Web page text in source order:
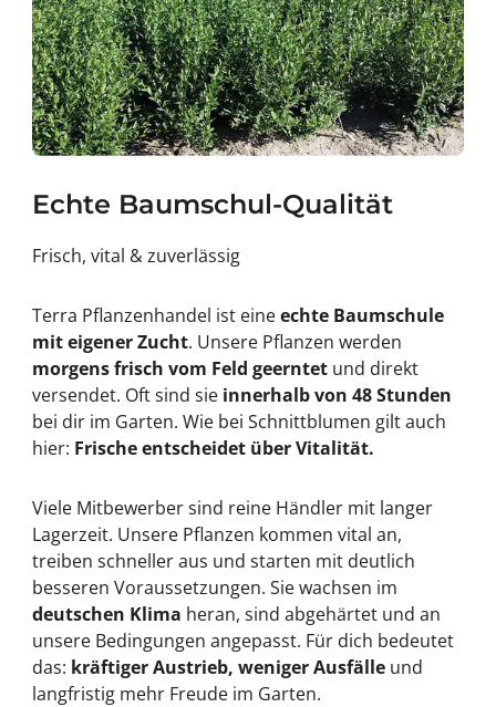
Echte Baumschul-Qualität
Frisch, vital & zuverlässig
Terra Pflanzenhandel ist eineechte Baumschule
mit eigener Zucht. Unsere Pflanzen werden
morgens frisch vom Feld geerntetund direkt
versendet. Oft sind sie innerhalb von 48 Stunden
bei dir im Garten. Wie bei Schnittblumen gilt auch
hier: Frische entscheidet über Vitalität.
Viele Mitbewerber sind reine Händler mit langer
Lagerzeit. Unsere Pflanzen kommen vital an,
treiben schneller aus und starten mit deutlich
besseren Voraussetzungen. Sie wachsen im
deutschen Klima heran, sind abgehärtet und an
unsere Bedingungen angepasst. Für dich bedeutet
das: kräftiger Austrieb, weniger Ausfälle und
langfristig mehr Freude im Garten.